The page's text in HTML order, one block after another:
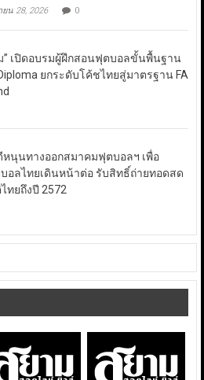
น 28, 2026 0
” เปิดอบรมผู้ฝึกสอนฟุตบอลขั้นพื้นฐาน
Diploma ยกระดับโค้ชไทยสู่มาตรฐาน FA
หนุนทางออกสมาคมฟุตบอลฯ เพื่อ
อลไทยเดินหน้าต่อ รับสิทธิ์ถ่ายทอดสด
ทยถึงปี 2572